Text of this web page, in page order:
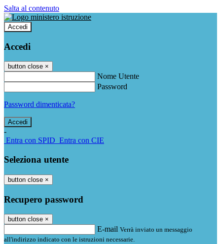
Salta al contenuto
Accedi
Accedi
button close ×
Nome Utente
Password
Password dimenticata?
-
Entra con SPID Entra con CIE
Seleziona utente
button close ×
Recupero password
button close ×
E-mail Verrà inviato un messaggio
all'indirizzo indicato con le istruzioni necessarie.